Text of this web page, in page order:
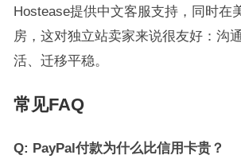
Hostease提供中文客服支持，同时在
房，这对独立站卖家来说很友好：沟
活、迁移平稳。
常见FAQ
Q: PayPal付款为什么比信用卡贵？